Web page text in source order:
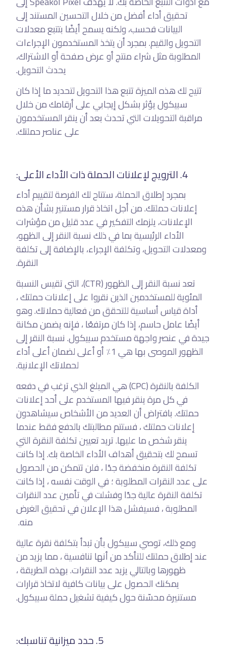
تحقيق أداء أفضل من خلال التحسين المستند إلى
البيانات فحسب، ولكنه يسمح أيضًا بتتبع معدلات
التحويل والقيم. بمجرد أن يتخذ المستخدمون الإجراءات
المطلوبة مثل شراء منتج أو عرض صفحة أو الاشتراك،
يحدث التحويل.
تتيح لك هذه الميزة تتبع هذا التحويل لتحديد ما إذا كان
سبيكول يؤثر بشكل إيجابي على أرقامك من خلال
مراقبة التحويلات التي تحدث بعد أن ينقر المستخدمون
على عناصر حملتك.
4. الترويج لإعلانات الحملة ذات الأداء الأعلى:
بمجرد إطلاق الحملة، ستتاح لك الفرصة لتقييم أداء
إعلانات حملتك. من أجل اتخاذ قرار مستنير بشأن هذه
الإعلانات، يلزمك التفكير في عدد قليل من مؤشرات
الأداء الرئيسية بما في ذلك نسبة النقر إلى الظهو،
ومعدلات التحويل، وتكلفة الإجراء، بالإضافة إلى تكلفة
النقرة.
تعد نسبة النقر إلى الظهور (CTR)، التي تقيس النسبة
المئوية للمستخدمين الذين نقروا على إعلانات حملتك ،
أداة قياس أساسية للتحقق من فعالية حملاتك. وهو
أيضًا عامل حاسم، إذا كان مرتفعًا ، فإنه يضمن مكانة
جيدة في عنصر واجهة مستخدم سبيكول. نسبة النقر إلى
الظهور الموصى بها هي 1٪ أو أعلى لضمان أعلى أداء
لحملاتك الإعلانية.
الكلفة بالنقرة (CPC) هي المبلغ الذي ترغب في دفعه
في كل مرة ينقر فيها المستخدم على أحد إعلانات
حملتك. بافتراض أن العديد من الأشخاص سيشاهدون
إعلانات حملتك ، فستتم مطالبتك بالدفع فقط عندما
ينقر شخص ما عليها. تريد تعيين تكلفة النقرة التي
تسمح لك بتحقيق أهداف الأداء الخاصة بك. إذا كانت
تكلفة النقرة منخفضة جدًا ، فلن تتمكن من الحصول
على عدد النقرات المطلوبة ؛ في الوقت نفسه ، إذا كانت
تكلفة النقرة عالية جدًا وفشلت في تأمين عدد النقرات
المطلوبة ، فسيفشل هذا الإعلان في تحقيق الغرض
منه.
ومع ذلك، توصي سبيكول بأن تبدأ بتكلفة نقرة عالية
عند إطلاق حملتك للتأكد من أنها تنافسية ، مما يزيد من
ظهورها وبالتالي يزيد عدد النقرات. بهذه الطريقة ،
يمكنك الحصول على بيانات كافية لاتخاذ قرارات
مستنيرة محسّنة حول كيفية تشغيل حملة سبيكول.
5. حدد ميزانية تناسبك: